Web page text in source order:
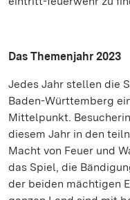
Das Themenjahr 2023
Jedes Jahr stellen die
Baden-Württemberg
Mittelpunkt.
diesem Jahr in den
Macht von Feuer und
das Spiel, die
der beiden mächtigen